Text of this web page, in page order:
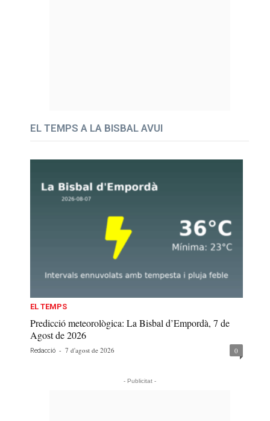
EL TEMPS A LA BISBAL AVUI
EL TEMPS
Predicció meteorològica: La Bisbal d’Empordà, 7 de
Agost de 2026
Redacció - 7 d'agost de 2026 0
- Publicitat -